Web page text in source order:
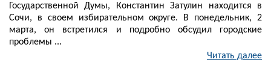
Государственной Думы, Константин Затулин находится в
Сочи, в своем избирательном округе. В понедельник, 2
марта, он встретился и подробно обсудил городские
проблемы ...
Читать далее